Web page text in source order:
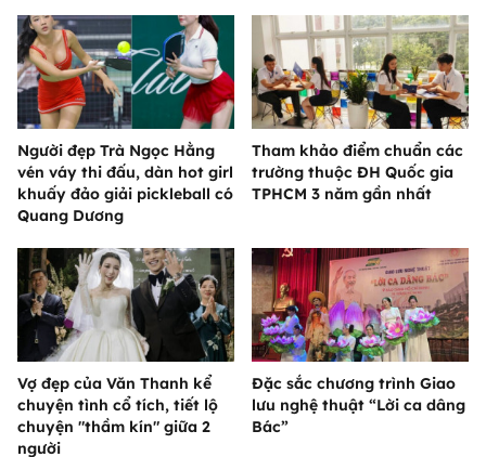
Người đẹp Trà Ngọc Hằng
vén váy thi đấu, dàn hot girl
khuấy đảo giải pickleball có
Quang Dương
Tham khảo điểm chuẩn các
trường thuộc ĐH Quốc gia
TPHCM 3 năm gần nhất
Vợ đẹp của Văn Thanh kể
chuyện tình cổ tích, tiết lộ
chuyện "thầm kín" giữa 2
người
Đặc sắc chương trình Giao
lưu nghệ thuật “Lời ca dâng
Bác”